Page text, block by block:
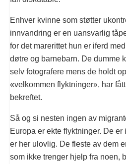
Enhver kvinne som støtter
innvandring er en uansvarlig
for det marerittet hun er iferd
døtre og barnebarn. De dumme
selv fotografere mens de holdt
«velkommen flyktninger», har
bekreftet.
Så og si nesten ingen av
Europa er ekte flyktninger. De
er her ulovlig. De fleste av dem
som ikke trenger hjelp fra noen,